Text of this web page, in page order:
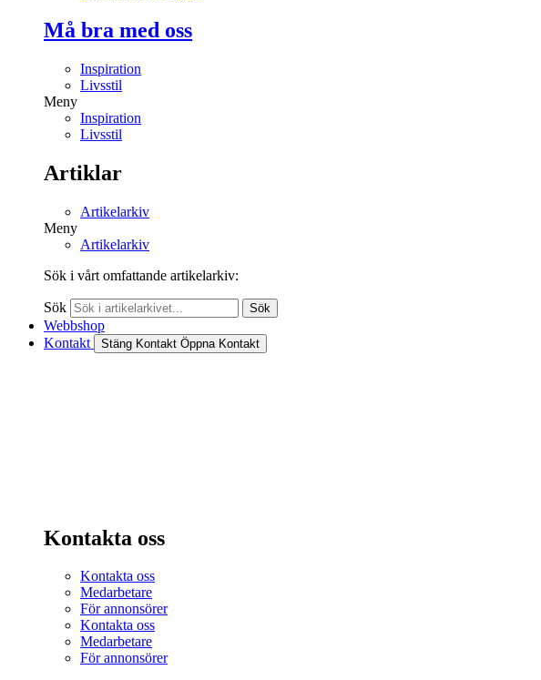
Må bra med oss
Inspiration
Livsstil
Meny
Inspiration
Livsstil
Artiklar
Artikelarkiv
Meny
Artikelarkiv
Sök i vårt omfattande artikelarkiv:
Sök Sök
Webbshop
Kontakt
Stäng Kontakt Öppna Kontakt
Kontakta oss
Kontakta oss
Medarbetare
För annonsörer
Kontakta oss
Medarbetare
För annonsörer